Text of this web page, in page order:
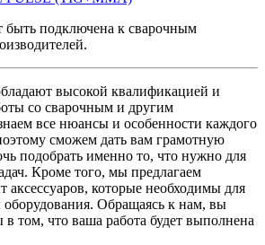
быть подключена к сварочным
высокой квалификацией и
со сварочным и другим
все нюансы и особенности каждого
сможем дать вам грамотную
подобрать именно то, что нужно для
Кроме того, мы предлагаем
аксессуаров, которые необходимы для
оборудования. Обращаясь к нам, вы
том, что ваша работа будет выполнена